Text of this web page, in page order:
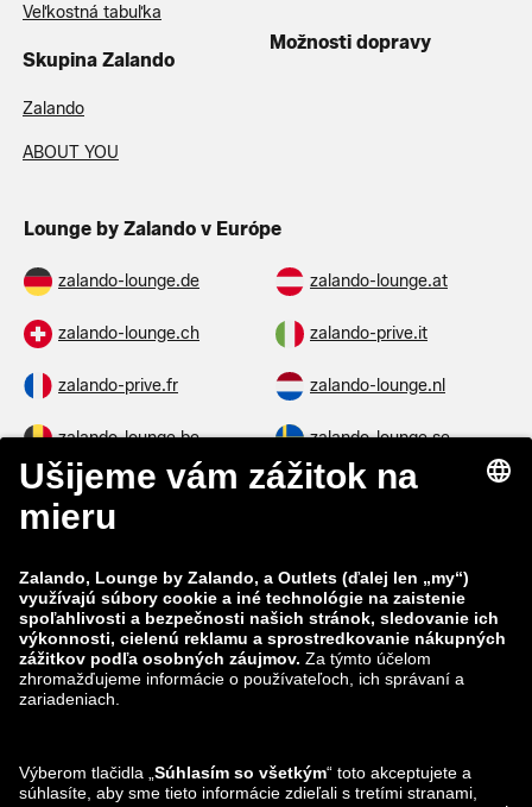
Veľkostná tabuľka
Skupina Zalando
Zalando
ABOUT YOU
Možnosti dopravy
Lounge by Zalando v Európe
zalando-lounge.de zalando-lounge.at
zalando-lounge.ch zalando-prive.it
zalando-prive.fr zalando-lounge.nl
zalando-lounge.be zalando-lounge.se
zalando-lounge.fi zalando-lounge.dk
zalando-prive.es zalando-lounge.cz
zalando-lounge.lt zalando-lounge.sk
zalando-lounge.ro